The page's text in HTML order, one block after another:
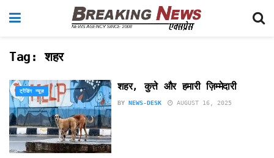
Tag:शहर
ट्रेंडिंग न्यूज़ शहर, कुत्ते और हमारी ज़िम्मेदारी
BY NEWS-DESK AUGUST 16, 2025